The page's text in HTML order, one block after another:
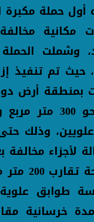
أول حملة
مكانية
وشملت الحملة
حيث تم تنفيذ
القاعات بمنطقة
مساحة تقدر
وذلك
مقام
طوابق
خرسانية